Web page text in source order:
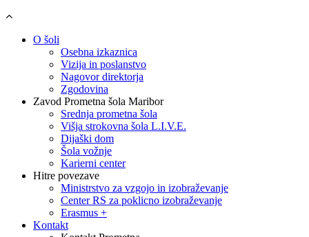
O šoli
Osebna izkaznica
Vizija in poslanstvo
Nagovor direktorja
Zgodovina
Zavod Prometna šola Maribor
Srednja prometna šola
Višja strokovna šola L.I.V.E.
Dijaški dom
Šola vožnje
Karierni center
Hitre povezave
Ministrstvo za vzgojo in izobraževanje
Center RS za poklicno izobraževanje
Erasmus +
Kontakt